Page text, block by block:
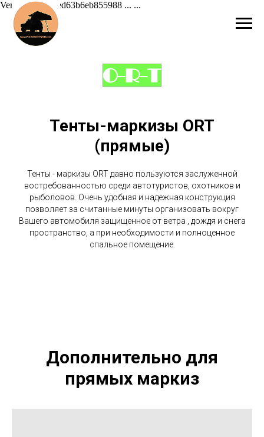
Verification: 42ed63b6eb855988 ... ...
Тенты-маркизы ORT
(прямые)
Тенты - маркизы ORT давно пользуются заслуженной
востребованностью среди автотуристов, охотников и
рыболовов. Очень удобная и надежная конструкция
позволяет за считанные минуты организовать вокруг
Вашего автомобиля защищенное от ветра , дождя и снега
пространство, а при необходимости и полноценное
спальное помещение.
Дополнительно для
прямых маркиз